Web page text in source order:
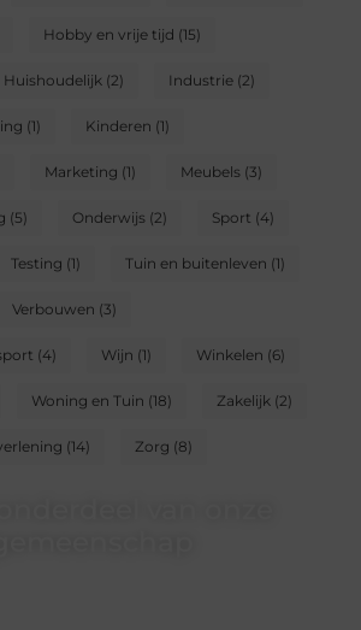
Hobby en vrije tijd (15)
Huishoudelijk(2) Industrie(2)
(1) Kinderen (1)
Marketing (1) Meubels(3)
(5) Onderwijs(2) Sport (4)
Testing (1) Tuin en buitenleven (1)
Verbouwen (3)
(4) Wijn (1) Winkelen (6)
Woning en Tuin (18) Zakelijk(2)
(14) Zorg (8)